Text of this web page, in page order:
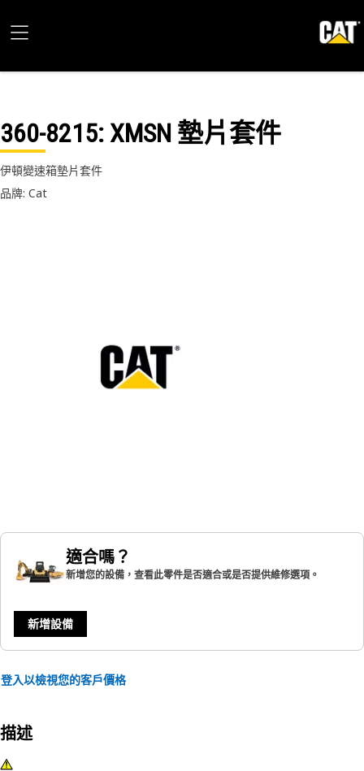
360-8215: XMSN 墊片套件
伊頓變速箱墊片套件
品牌: Cat
適合嗎？
新增您的設備，查看此零件是否適合或是否提供維修選項。
新增設備
登入以檢視您的客戶價格
描述